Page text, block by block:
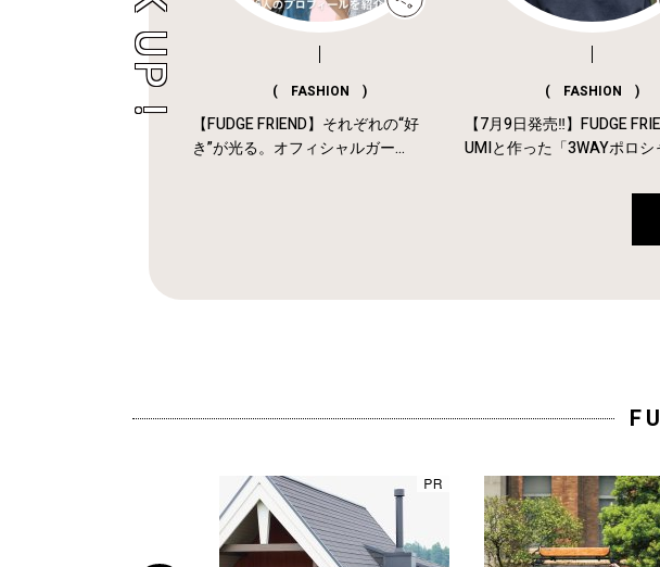
( FASHION )
【FUDGE FRIEND】それぞれの“好
き”が光る。オフィシャルガー...
( FASHION )
【7月9日発売‼︎】FUDGE
UMIと作った「3WAYポロシ